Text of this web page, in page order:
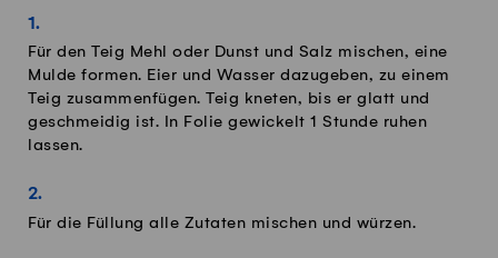
Für den Teig Mehl oder Dunst und Salz mischen, eine
Mulde formen. Eier und Wasser dazugeben, zu einem
Teig zusammenfügen. Teig kneten, bis er glatt und
geschmeidig ist. In Folie gewickelt 1 Stunde ruhen
lassen.
Für die Füllung alle Zutaten mischen und würzen.